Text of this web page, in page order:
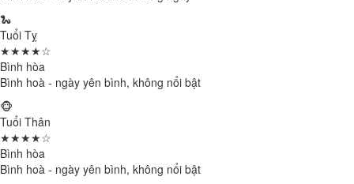
🐍
Tuổi Tỵ
★★★★☆
Bình hòa
Bình hoà - ngày yên bình, không nổi bật
🐵
Tuổi Thân
★★★★☆
Bình hòa
Bình hoà - ngày yên bình, không nổi bật